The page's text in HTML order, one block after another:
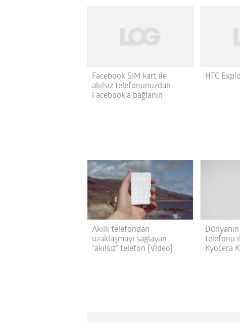
Facebook SIM kart ile
akılsız telefonunuzdan
Facebook’a bağlanın
HTC
Akıllı telefondan
uzaklaşmayı sağlayan
“akılsız” telefon [Video]
Dünyanın
telefonu
Kyocera